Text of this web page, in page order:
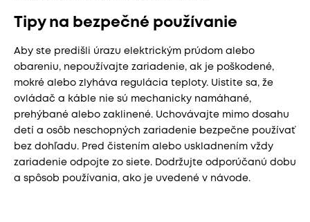
Tipy na bezpečné používanie
Aby ste predišli úrazu elektrickým prúdom alebo
obareniu, nepoužívajte zariadenie, ak je poškodené,
mokré alebo zlyháva regulácia teploty. Uistite sa, že
ovládač a káble nie sú mechanicky namáhané,
prehýbané alebo zaklinené. Uchovávajte mimo dosahu
detí a osôb neschopných zariadenie bezpečne používať
bez dohľadu. Pred čistením alebo uskladnením vždy
zariadenie odpojte zo siete. Dodržujte odporúčanú dobu
a spôsob používania, ako je uvedené v návode.